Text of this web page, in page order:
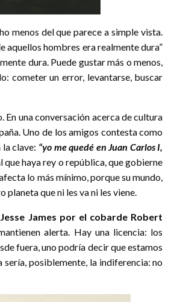
menos del que parece a simple vista.
aquellos hombres era realmente dura”
dura. Puede gustar más o menos,
cometer un error, levantarse, buscar
una conversación acerca de cultura
Uno de los amigos contesta como
la clave: “yo me quedé en Juan Carlos I,
que haya rey o república, que gobierne
lo más mínimo, porque su mundo,
planeta que ni les va ni les viene.
James por el cobarde Robert
alerta. Hay una licencia: los
fuera, uno podría decir que estamos
sería, posiblemente, la indiferencia: no